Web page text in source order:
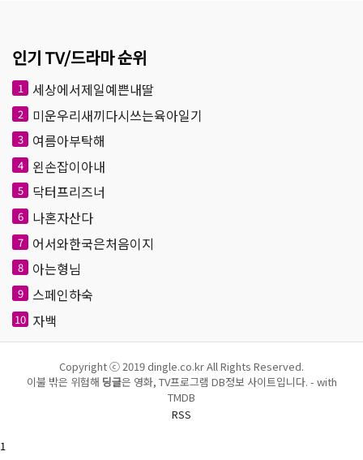
인기 TV/드라마 순위
1 세상에서제일예쁜내딸
2 미운우리새끼다시쓰는육아일기
3 여름아부탁해
4 왼손잡이아내
5 닥터프리즈너
6 나혼자산다
7 어서와한국은처음이지
8 아는형님
9 스페인하숙
10 자백
Copyright ⓒ 2019 dingle.co.kr All Rights Reserved.
이불 밖은 위험해 딩글은 영화, TV프로그램 DB정보 사이트입니다. - with
TMDB
RSS
1